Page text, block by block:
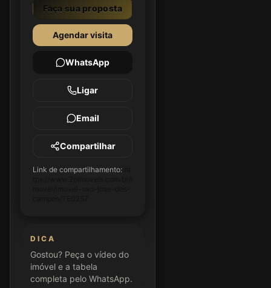
Faça sua proposta
Agendar visita
WhatsApp
Ligar
Email
Compartilhar
Link de compartilhamento:
DICA
Gostou? Peça o vídeo do
imóvel e a tabela
completa pelo WhatsApp.